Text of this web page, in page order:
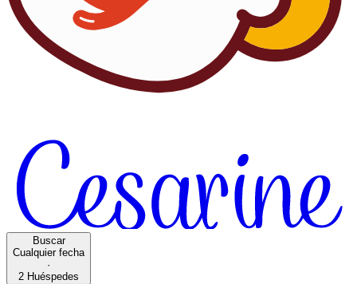
Buscar
Cualquier fecha
·
2 Huéspedes